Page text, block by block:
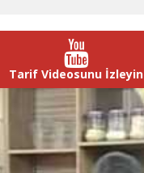
Tarif Videosunu İzleyin